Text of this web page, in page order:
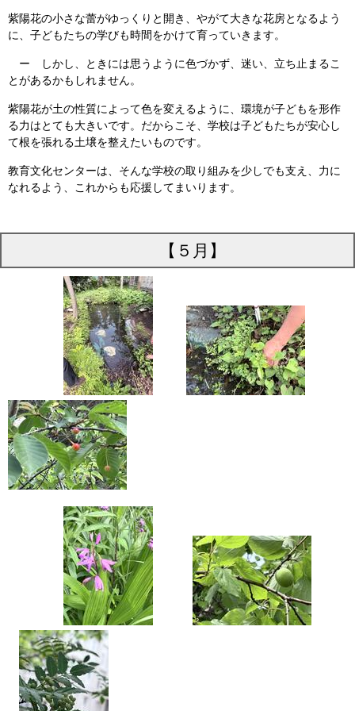
紫陽花の小さな蕾がゆっくりと開き、やがて大きな花房となるよう
に、子どもたちの学びも時間をかけて育っていきます。
ー しかし、ときには思うように色づかず、迷い、立ち止まるこ
とがあるかもしれません。
紫陽花が土の性質によって色を変えるように、環境が子どもを形作
る力はとても大きいです。だからこそ、学校は子どもたちが安心し
て根を張れる土壌を整えたいものです。
教育文化センターは、そんな学校の取り組みを少しでも支え、力に
なれるよう、これからも応援してまいります。
【５月】